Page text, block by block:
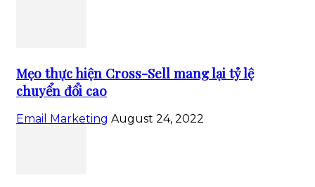
Mẹo thực hiện Cross-Sell mang lại tỷ lệ
chuyển đổi cao
Email Marketing August 24, 2022